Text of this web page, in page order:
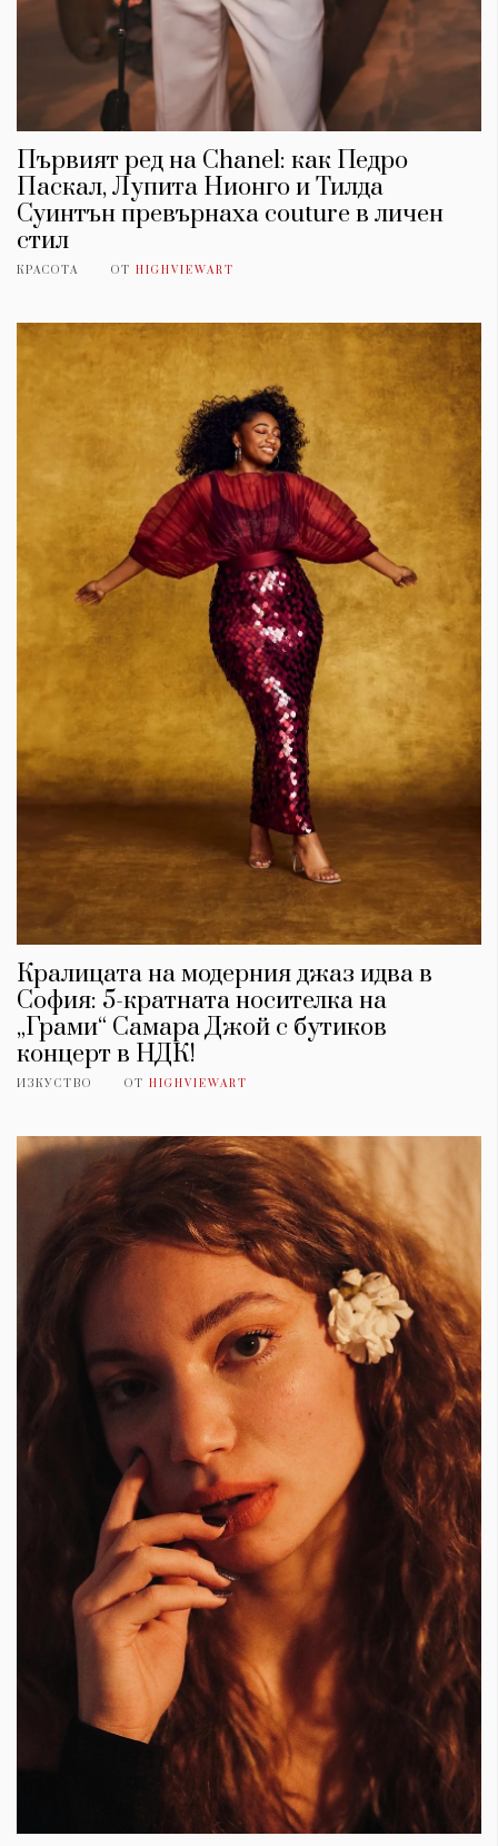
Първият ред на Chanel: как Педро
Паскал, Лупита Нионго и Тилда
Суинтън превърнаха couture в личен
стил
КРАСОТА ОТ HIGHVIEWART
Кралицата на модерния джаз идва в
София: 5-кратната носителка на
„Грами“ Самара Джой с бутиков
концерт в НДК!
ИЗКУСТВО ОТ HIGHVIEWART